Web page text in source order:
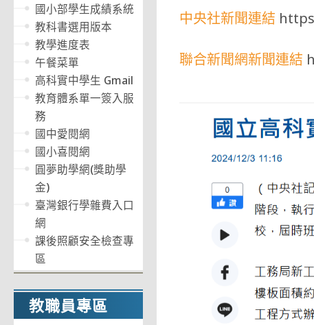
中央社新聞連結
聯合新聞網新聞連結
國小部學生成績系統
教科書選用版本
教學進度表
午餐菜單
高科實中學生 Gmail
教育體系單一簽入服
務
國中愛閱網
國小喜閱網
圓夢助學網(獎助學
金)
臺灣銀行學雜費入口
網
課後照顧安全檢查專
區
教職員專區